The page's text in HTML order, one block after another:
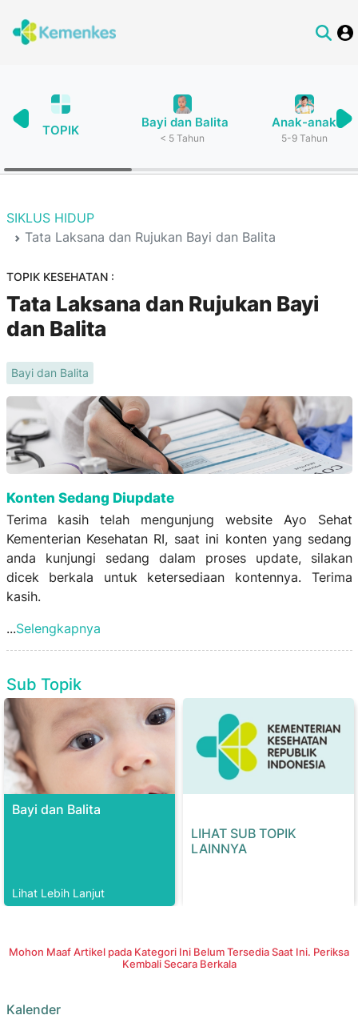
TOPIK
Bayi dan Balita
< 5 Tahun
Anak-anak
5-9 Tahun
SIKLUS HIDUP
Tata Laksana dan Rujukan Bayi dan Balita
TOPIK KESEHATAN :
Tata Laksana dan Rujukan Bayi
dan Balita
Bayi dan Balita
Konten Sedang Diupdate
Terima kasih telah mengunjung website Ayo Sehat
Kementerian Kesehatan RI, saat ini konten yang sedang
anda kunjungi sedang dalam proses update, silakan
dicek berkala untuk ketersediaan kontennya. Terima
kasih.
...Selengkapnya
Sub Topik
Bayi dan Balita
Lihat Lebih Lanjut
LIHAT SUB TOPIK
LAINNYA
Mohon Maaf Artikel pada Kategori Ini Belum Tersedia Saat Ini. Periksa
Kembali Secara Berkala
Kalender